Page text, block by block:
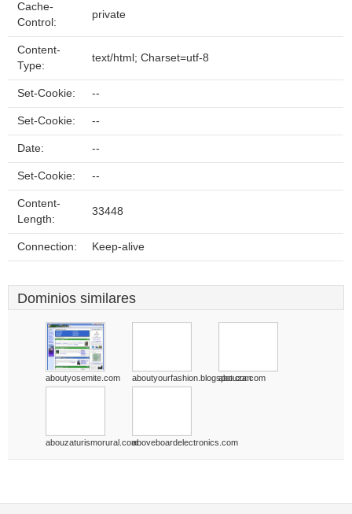
Cache-
Control:
private
Content-
Type:
text/html; Charset=utf-8
Set-Cookie: --
Set-Cookie: --
Date: --
Set-Cookie: --
Content-
Length:
33448
Connection: Keep-alive
Dominios similares
aboutyosemite.com aboutyourfashion.blogspot.com
abouza.com
abouzaturismorural.comaboveboardelectronics.com